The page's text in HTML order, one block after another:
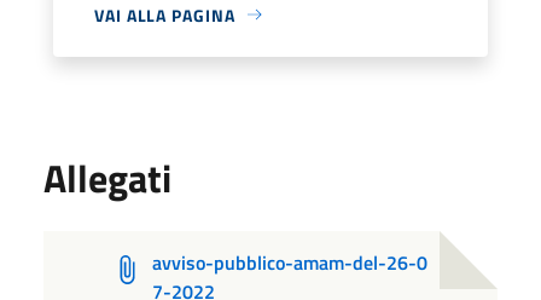
VAI ALLA PAGINA
Allegati
avviso-pubblico-amam-del-26-0
7-2022